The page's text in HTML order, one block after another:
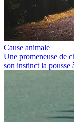
Cause animale
Une promeneuse de
son instinct la pousse